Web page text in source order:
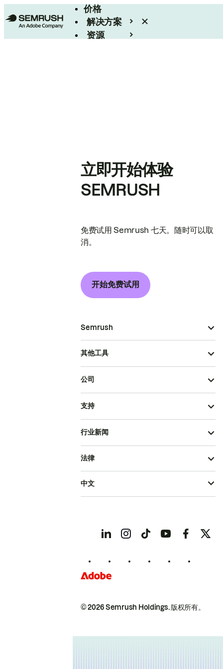
价格
解决方案
资源
立即开始体验
SEMRUSH
免费试用 Semrush 七天。随时可以取
消。
开始免费试用
Semrush
其他工具
公司
支持
行业新闻
© 2026 Semrush Holdings.版权所有。
法律
中文